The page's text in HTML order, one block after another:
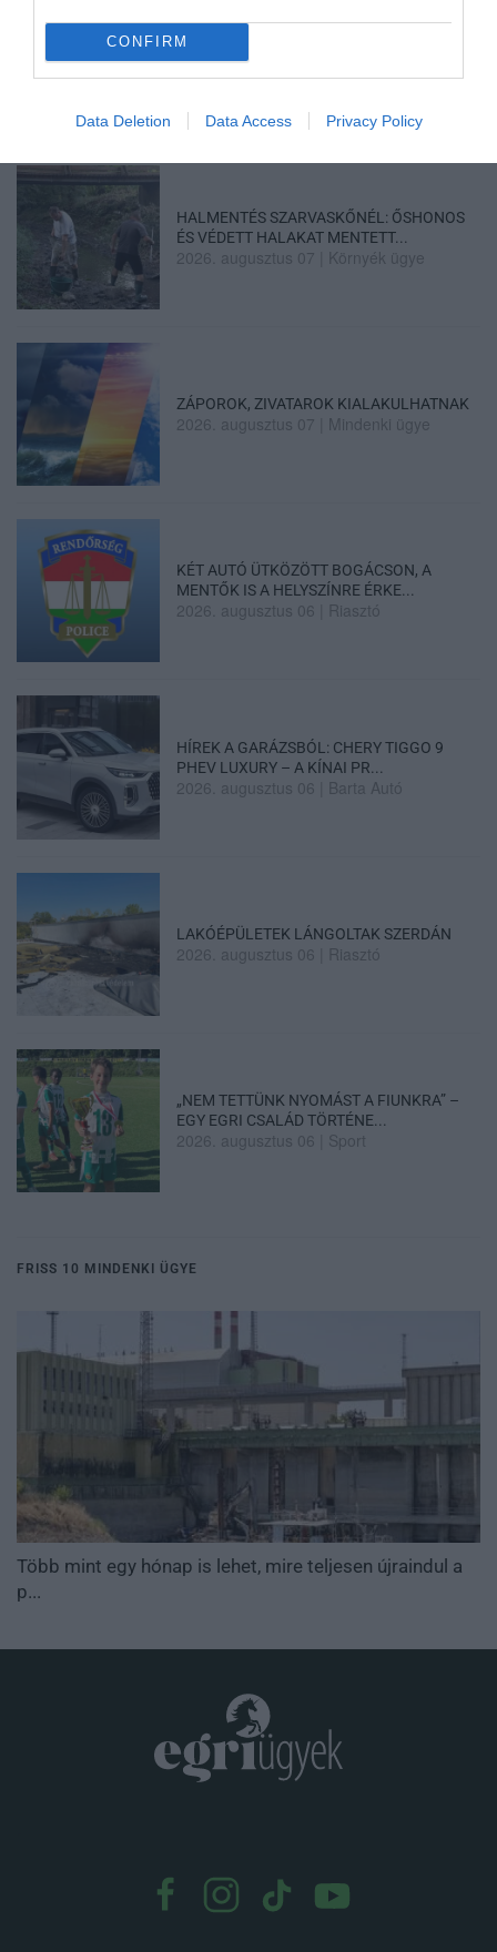
CONFIRM
Data Deletion Data Access Privacy Policy
MINDHÁROM ÜTEMBEN DOLGOZNAK A 25-
ÖS FŐÚTON EGERBEN
2026. augusztus 07|Eger ügye
HALMENTÉS SZARVASKŐNÉL: ŐSHONOS
ÉS VÉDETT HALAKAT MENTETT...
2026. augusztus 07 Környék ügye
ZÁPOROK, ZIVATAROK KIALAKULHATNAK
2026. augusztus 07 Mindenki ügye
KÉT AUTÓ ÜTKÖZÖTT BOGÁCSON, A
MENTŐK IS A HELYSZÍNRE ÉRKE...
2026. augusztus 06 Riasztó
HÍREK A GARÁZSBÓL: CHERY TIGGO 9
PHEV LUXURY – A KÍNAI PR...
2026. augusztus 06 Barta Autó
LAKÓÉPÜLETEK LÁNGOLTAK SZERDÁN
2026. augusztus 06 Riasztó
„NEM TETTÜNK NYOMÁST A FIUNKRA” –
EGY EGRI CSALÁD TÖRTÉNE...
2026. augusztus 06 Sport
FRISS 10 MINDENKI ÜGYE
Több mint egy hónap is lehet, mire teljesen újraindul a
p...